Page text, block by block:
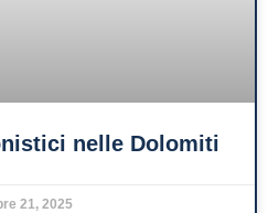
nelle Dolomiti
21, 2025